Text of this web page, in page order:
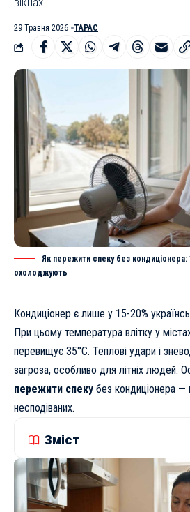
29 Травня 2026
ТАРАС
Як пережити спеку без
охолоджують
Кондиціонер є лише у 15-20%
При цьому температура влітку у
перевищує 35°C. Теплові удари і
загроза, особливо для літніх людей.
пережити спеку без кондиціонера —
несподіваних.
Зміст